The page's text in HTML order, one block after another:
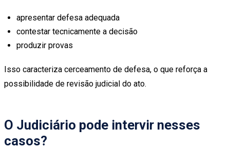
apresentar defesa adequada
contestar tecnicamente a decisão
produzir provas
Isso caracteriza cerceamento de defesa, o que reforça a
possibilidade de revisão judicial do ato.
O Judiciário pode intervir nesses
casos?